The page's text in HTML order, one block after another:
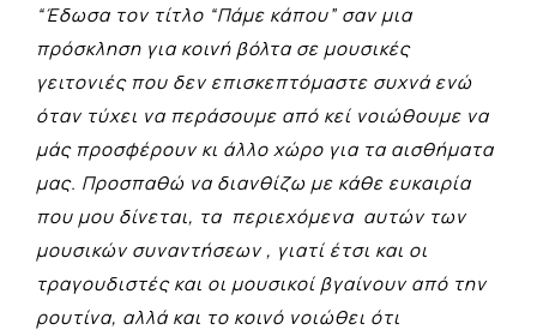
“Έδωσα τον τίτλο “Πάμε κάπου” σαν μια
πρόσκληση για κοινή βόλτα σε μουσικές
γειτονιές που δεν επισκεπτόμαστε συχνά ενώ
όταν τύχει να περάσουμε από κεί νοιώθουμε να
μάς προσφέρουν κι άλλο χώρο για τα αισθήματα
μας. Προσπαθώ να διανθίζω με κάθε ευκαιρία
που μου δίνεται, τα περιεχόμενα αυτών των
μουσικών συναντήσεων , γιατί έτσι και οι
τραγουδιστές και οι μουσικοί βγαίνουν από την
ρουτίνα, αλλά και το κοινό νοιώθει ότι